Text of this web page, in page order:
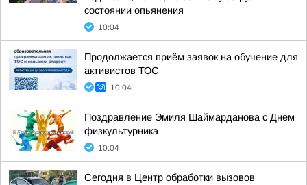
состоянии опьянения
10:04
Продолжается приём заявок на обучение для
активистов ТОС
10:04
Поздравление Эмиля Шаймарданова с Днём
физкультурника
10:04
Сегодня в Центр обработки вызовов